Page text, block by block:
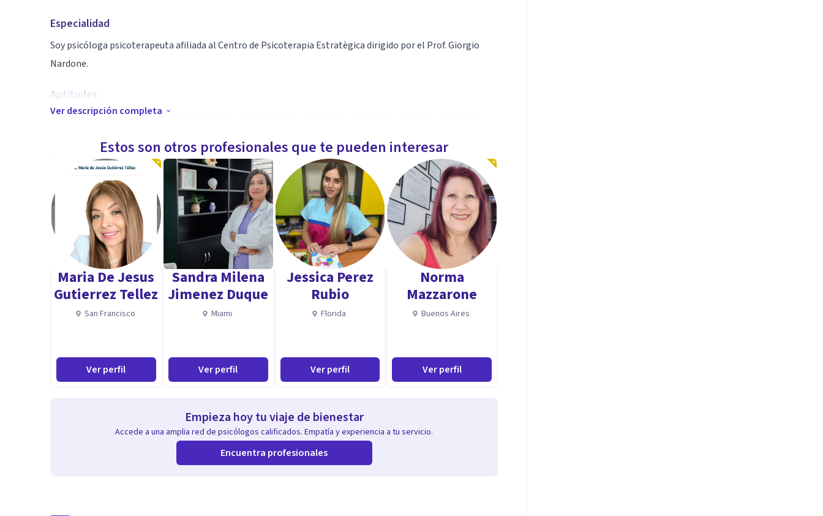
Especialidad
Soy psicóloga psicoterapeuta afiliada al Centro de Psicoterapia Estratègica dirigido por el Prof. Giorgio
Nardone.
Aptitudes
Tratamos con éxito el 95% de casos de base ansiosa, fobias, obsesiones, trastorno obsesivo compulsivo o
Ver descripción completa
Estos son otros profesionales que te pueden interesar
Maria De Jesus
Gutierrez Tellez
San Francisco
Ver perfil
Sandra Milena
Jimenez Duque
Miami
Ver perfil
Jessica Perez
Rubio
Florida
Ver perfil
Norma
Mazzarone
Buenos Aires
Ver perfil
Empieza hoy tu viaje de bienestar
Accede a una amplia red de psicólogos calificados. Empatía y experiencia a tu servicio.
Encuentra profesionales